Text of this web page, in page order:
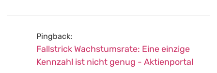
Pingback:
Fallstrick Wachstumsrate: Eine einzige
Kennzahl ist nicht genug - Aktienportal